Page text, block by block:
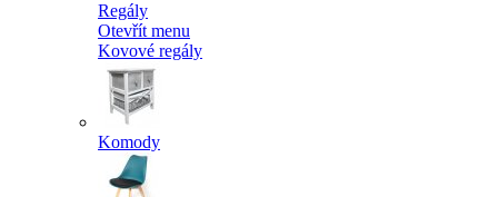
Regály
Otevřít menu
Kovové regály
Komody